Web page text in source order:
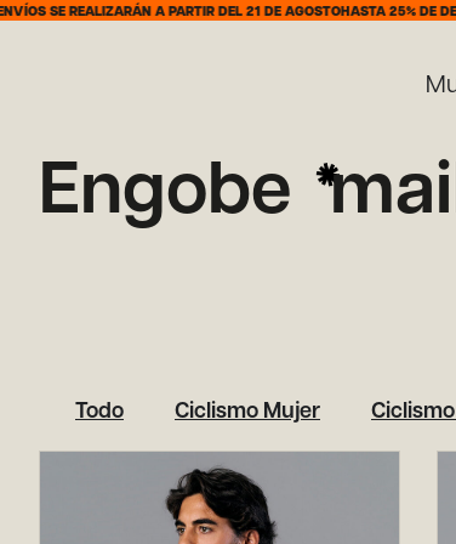
A PARTIR DEL 21 DE AGOSTO HASTA 25% DE DESCUENTO
Engobe
Todo Ciclismo Mujer